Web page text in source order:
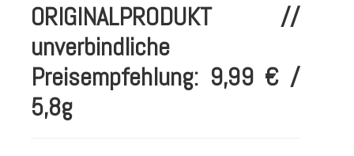
ORIGINALPRODUKT //
unverbindliche
Preisempfehlung: 9,99 € /
5,8g